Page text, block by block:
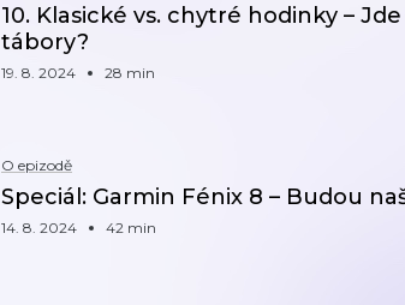
10. Klasické vs. chytré hodinky –
tábory?
19. 8. 2024 28 min
O epizodě
Speciál: Garmin Fénix 8 – Budou
14. 8. 2024 42 min